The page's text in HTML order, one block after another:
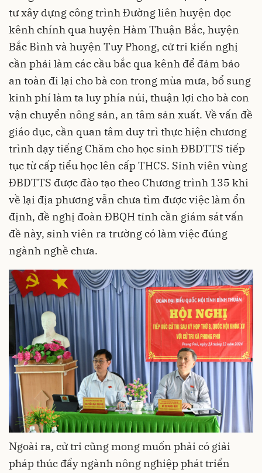
tư xây dựng công trình Đường liên huyện dọc
kênh chính qua huyện Hàm Thuận Bắc, huyện
Bắc Bình và huyện Tuy Phong, cử tri kiến nghị
cần phải làm các cầu bắc qua kênh để đảm bảo
an toàn đi lại cho bà con trong mùa mưa, bổ sung
kinh phí làm ta luy phía núi, thuận lợi cho bà con
vận chuyển nông sản, an tâm sản xuất. Về vấn đề
giáo dục, cần quan tâm duy trì thực hiện chương
trình dạy tiếng Chăm cho học sinh ĐBDTTS tiếp
tục từ cấp tiểu học lên cấp THCS. Sinh viên vùng
ĐBDTTS được đào tạo theo Chương trình 135 khi
về lại địa phương vẫn chưa tìm được việc làm ổn
định, đề nghị đoàn ĐBQH tỉnh cần giám sát vấn
đề này, sinh viên ra trường có làm việc đúng
ngành nghề chưa.
Ngoài ra, cử tri cũng mong muốn phải có giải
pháp thúc đẩy ngành nông nghiệp phát triển